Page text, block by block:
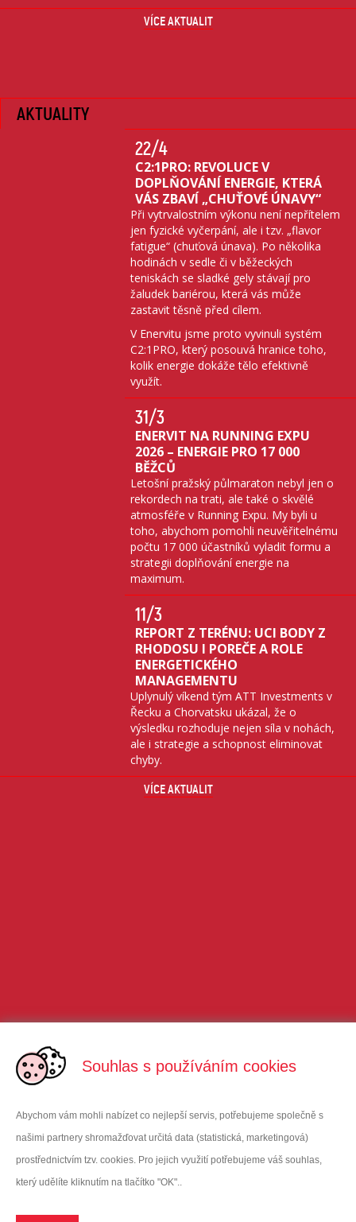
Souhlas s používáním cookies
Abychom vám mohli nabízet co nejlepší servis, potřebujeme společně s
našimi partnery shromažďovat určitá data (statistická, marketingová)
prostřednictvím tzv. cookies. Pro jejich využití potřebujeme váš souhlas,
který udělíte kliknutím na tlačítko "OK"..
VÍCE AKTUALIT
AKTUALITY
22/4
C2:1PRO: REVOLUCE V
DOPLŇOVÁNÍ ENERGIE, KTERÁ
VÁS ZBAVÍ „CHUŤOVÉ ÚNAVY“
Při vytrvalostním výkonu není nepřítelem
jen fyzické vyčerpání, ale i tzv. „flavor
fatigue“ (chuťová únava). Po několika
hodinách v sedle či v běžeckých
teniskách se sladké gely stávají pro
žaludek bariérou, která vás může
zastavit těsně před cílem.
V Enervitu jsme proto vyvinuli systém
C2:1PRO, který posouvá hranice toho,
kolik energie dokáže tělo efektivně
využít.
31/3
ENERVIT NA RUNNING EXPU
2026 – ENERGIE PRO 17 000
BĚŽCŮ
Letošní pražský půlmaraton nebyl jen o
rekordech na trati, ale také o skvělé
atmosféře v Running Expu. My byli u
toho, abychom pomohli neuvěřitelnému
počtu 17 000 účastníků vyladit formu a
strategii doplňování energie na
maximum.
11/3
REPORT Z TERÉNU: UCI BODY Z
RHODOSU I POREČE A ROLE
ENERGETICKÉHO
MANAGEMENTU
Uplynulý víkend tým ATT Investments v
Řecku a Chorvatsku ukázal, že o
výsledku rozhoduje nejen síla v nohách,
ale i strategie a schopnost eliminovat
chyby.
VÍCE AKTUALIT
Oficiální dodavatel Enervitu do ČR